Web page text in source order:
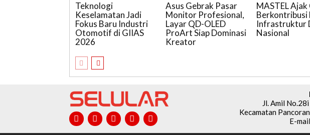
Teknologi
Keselamatan Jadi
Fokus Baru Industri
Otomotif di GIIAS
2026
Asus Gebrak Pasar
Monitor Profesional,
Layar QD-OLED
ProArt Siap Dominasi
Kreator
MASTEL
Berkontribusi
Infrastruktur
Nasional
Jl. Amil
Kecamatan
E-